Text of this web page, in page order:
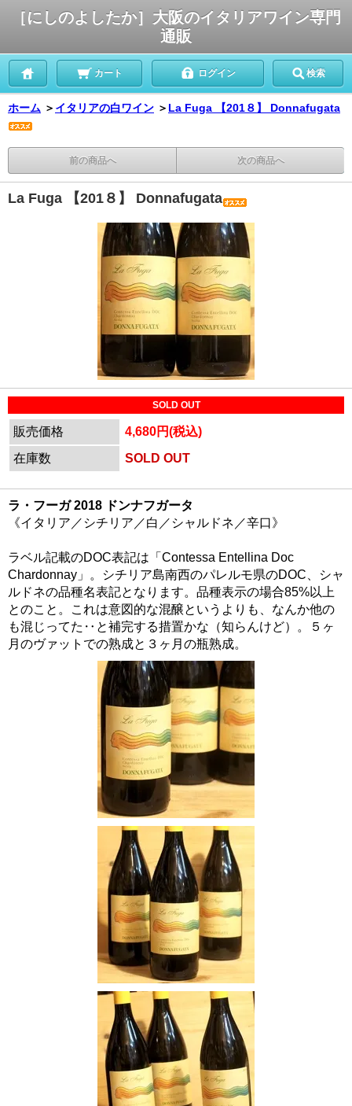
［にしのよしたか］大阪のイタリアワイン専門
通販
カート ログイン 検索
ホーム ＞ イタリアの白ワイン ＞ La Fuga 【201８】 Donnafugata
前の商品へ 次の商品へ
La Fuga 【201８】 Donnafugata
SOLD OUT
販売価格
4,680円(税込)
在庫数
SOLD OUT
ラ・フーガ 2018 ドンナフガータ
《イタリア／シチリア／白／シャルドネ／辛口》
ラベル記載のDOC表記は「Contessa Entellina Doc
Chardonnay」。シチリア島南西のパレルモ県のDOC、シャ
ルドネの品種名表記となります。品種表示の場合85%以上
とのこと。これは意図的な混醸というよりも、なんか他の
も混じってた‥と補完する措置かな（知らんけど）。５ヶ
月のヴァットでの熟成と３ヶ月の瓶熟成。